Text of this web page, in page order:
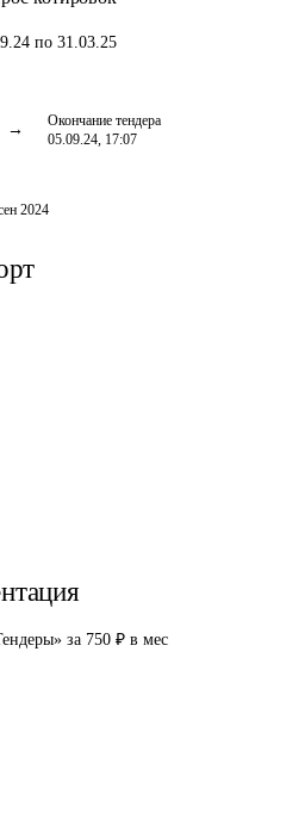
по 31.03.25
Окончание тендера
05.09.24, 17:07
2024
за 750 ₽ в мес